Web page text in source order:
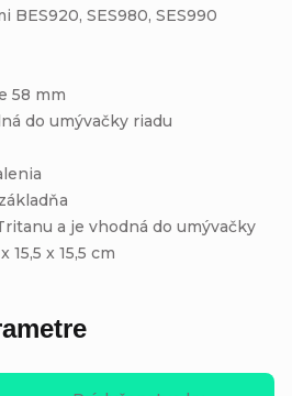
SES980, SES990
58 mm
do umývačky riadu
a je vhodná do umývačky
15,5 x 15,5 cm